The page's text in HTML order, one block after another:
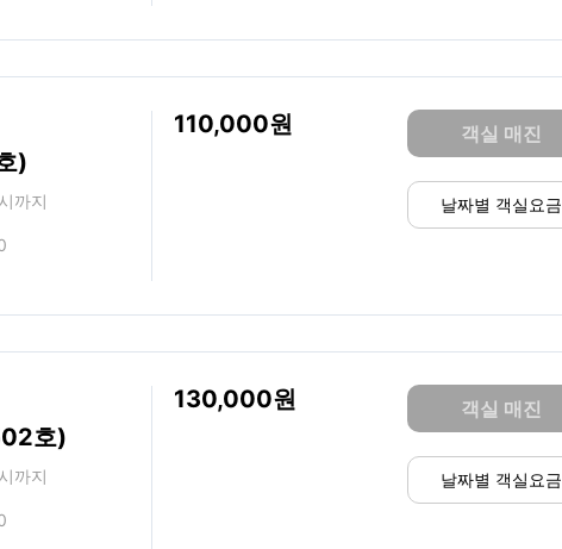
)
까지
110,000 객실 매진
날짜별 객실요금
호)
까지
130,000 객실 매진
날짜별 객실요금